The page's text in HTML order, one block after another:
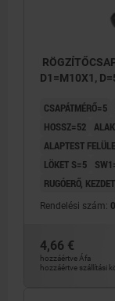
D1=M10X1,
CSAPÁTMÉRŐ=5
HOSSZ=52
ALAPTEST
LÖKET S=5
RUGÓERŐ,
Rendelési szám:
4,66 €
hozzáértve Áfa
hozzáértve szállítási